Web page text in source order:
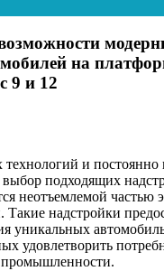
на
9 и 12
и
подходящих
неотъемлемой частью
Такие надстройки
уникальных
удовлетворить
промышленности.